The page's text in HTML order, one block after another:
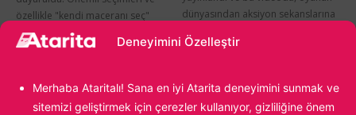
Deneyimini Özelleştir
Merhaba Ataritalı! Sana en iyi Atarita deneyimini sunmak ve
sitemizi geliştirmek için çerezler kullanıyor, gizliliğine önem
özellikle "kendi maceranı seç"
temasını sevenler...
dünyasından aksiyon sekanslarına